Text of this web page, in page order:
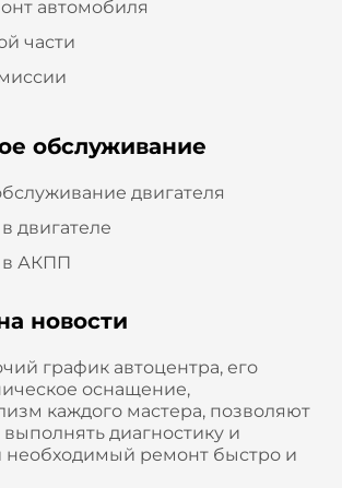
автомобиля
части
обслуживание
двигателя
двигателе
в АКПП
новости
график автоцентра, его
оснащение,
каждого мастера, позволяют
диагностику и
ремонт быстро и